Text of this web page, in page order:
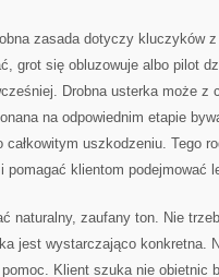
zasada dotyczy kluczyków
grot się obluzowuje albo pilot
Drobna usterka może z
na odpowiednim etapie
całkowitym uszkodzeniu. Tego
klientom podejmować
naturalny, zaufany ton. Nie
jest wystarczająco konkretna.
Klient szuka nie obietnic